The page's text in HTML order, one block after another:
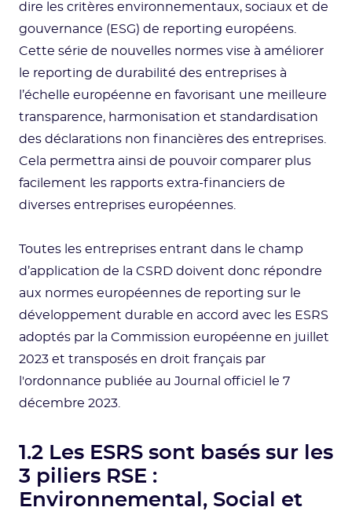
dire les critères environnementaux, sociaux et de
gouvernance (ESG) de reporting européens.
Cette série de nouvelles normes vise à améliorer
le reporting de durabilité des entreprises à
l’échelle européenne en favorisant une meilleure
transparence, harmonisation et standardisation
des déclarations non financières des entreprises.
Cela permettra ainsi de pouvoir comparer plus
facilement les rapports extra-financiers de
diverses entreprises européennes.
Toutes les entreprises entrant dans le champ
d’application de la CSRD doivent donc répondre
aux normes européennes de reporting sur le
développement durable en accord avec les ESRS
adoptés par la Commission européenne en juillet
2023 et transposés en droit français par
l'ordonnance publiée au Journal officiel le 7
décembre 2023.
1.2 Les ESRS sont basés sur les
3 piliers RSE :
Environnemental, Social et